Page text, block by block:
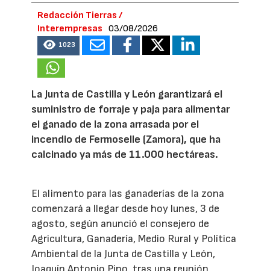
Redacción Tierras /
Interempresas
03/08/2026
1023
La Junta de Castilla y León garantizará el
suministro de forraje y paja para alimentar
el ganado de la zona arrasada por el
incendio de Fermoselle (Zamora), que ha
calcinado ya más de 11.000 hectáreas.
El alimento para las ganaderías de la zona
comenzará a llegar desde hoy lunes, 3 de
agosto, según anunció el consejero de
Agricultura, Ganadería, Medio Rural y Política
Ambiental de la Junta de Castilla y León,